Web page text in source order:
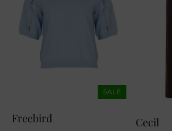
SALE
Freebird Cecil